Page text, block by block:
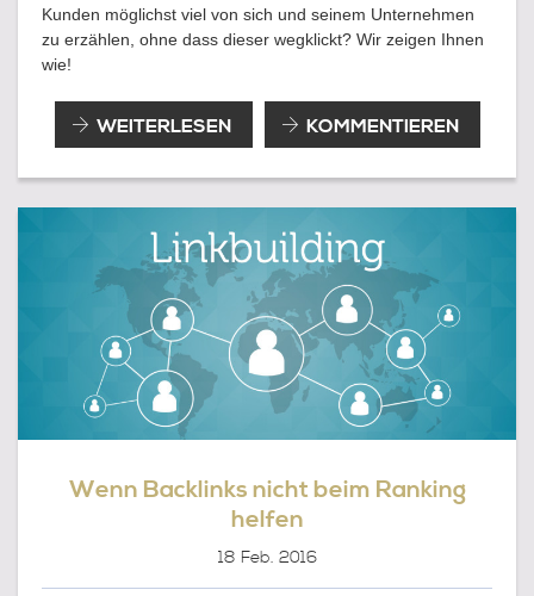
Kunden möglichst viel von sich und seinem Unternehmen
zu erzählen, ohne dass dieser wegklickt? Wir zeigen Ihnen
wie!
WIE
GUTER
INHALT
ATTRAKTIVER
MACHT!
WEITERLESEN KOMMENTIEREN
Wenn Backlinks nicht beim Ranking
helfen
18 Feb. 2016